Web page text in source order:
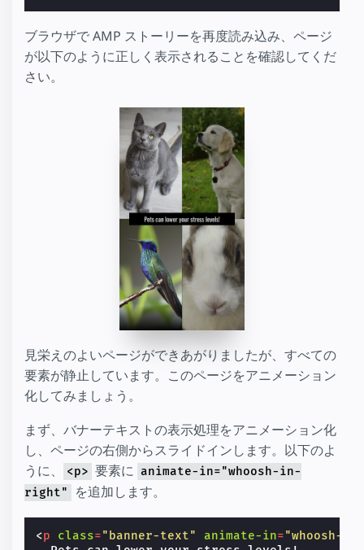
ブラウザで AMP ストーリーを再度読み込み、ページ
が以下のように正しく表示されることを確認してくだ
さい。
見栄えのよいページができあがりましたが、すべての
要素が静止しています。このページをアニメーション
化してみましょう。
まず、バナーテキストの表示処理をアニメーション化
し、ページの右側からスライドインします。以下のよ
うに、
<p> 要素に animate-in="whoosh-in-
right"
を追加します。
<p class="banner-text" animate-in="whoosh-